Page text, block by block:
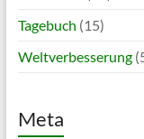
Tagebuch (15)
Weltverbesserung
Meta